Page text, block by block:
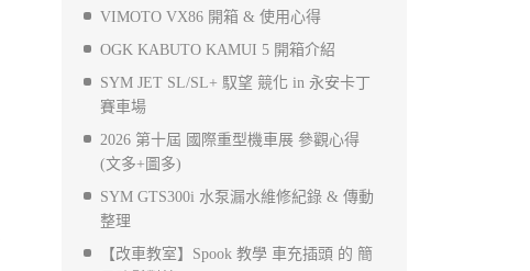
VIMOTO VX86 開箱 & 使用心得
OGK KABUTO KAMUI 5 開箱介紹
SYM JET SL/SL+ 馭望 競化 in 永安卡丁
賽車場
2026 第十屆 國際重型機車展 參觀心得
(文多+圖多)
SYM GTS300i 水泵漏水維修紀錄 & 傳動
整理
【改車教室】Spook 教學 車充插頭 的 簡